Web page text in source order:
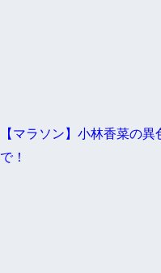
【マラソン】小林香菜の
で！